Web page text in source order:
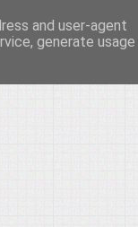
and user-agent
generate usage